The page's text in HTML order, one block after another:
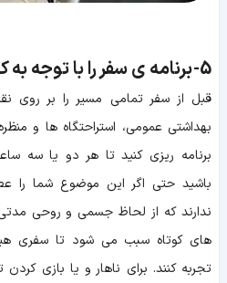
5- برنامه ی سفر را با توجه
قبل از سفر تمامی مسیر را بر
بهداشتی عمومی، استراحتگاه ها و
برنامه ریزی کنید تا هر دو یا سه
باشید حتی اگر این موضوع شما را
ندارند که از لحاظ جسمی و روحی
های کوتاه سبب می شود تا سفری
تجربه کنند. برای ناهار و یا بازی